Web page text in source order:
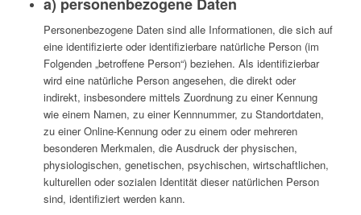
a) personenbezogene Daten
Personenbezogene Daten sind alle Informationen, die sich auf
eine identifizierte oder identifizierbare natürliche Person (im
Folgenden „betroffene Person“) beziehen. Als identifizierbar
wird eine natürliche Person angesehen, die direkt oder
indirekt, insbesondere mittels Zuordnung zu einer Kennung
wie einem Namen, zu einer Kennnummer, zu Standortdaten,
zu einer Online-Kennung oder zu einem oder mehreren
besonderen Merkmalen, die Ausdruck der physischen,
physiologischen, genetischen, psychischen, wirtschaftlichen,
kulturellen oder sozialen Identität dieser natürlichen Person
sind, identifiziert werden kann.